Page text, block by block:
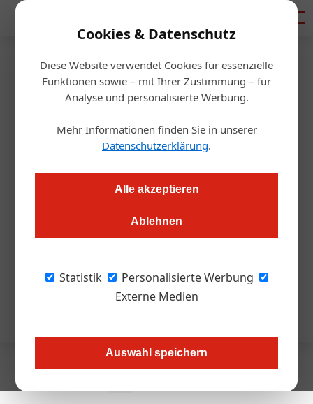
Cookies & Datenschutz
Diese Website verwendet Cookies für essenzielle
Funktionen sowie – mit Ihrer Zustimmung – für
Analyse und personalisierte Werbung.
Mehr Informationen finden Sie in unserer
Datenschutzerklärung.
Alle akzeptieren
Ablehnen
Statistik
Personalisierte Werbung
Externe Medien
Auswahl speichern
Artikel von Eva Fesel